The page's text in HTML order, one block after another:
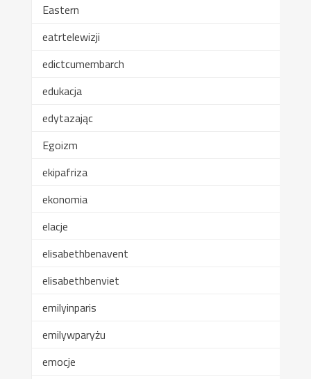
Eastern
eatrtelewizji
edictcumembarch
edukacja
edytazając
Egoizm
ekipafriza
ekonomia
elacje
elisabethbenavent
elisabethbenviet
emilyinparis
emilywparyżu
emocje